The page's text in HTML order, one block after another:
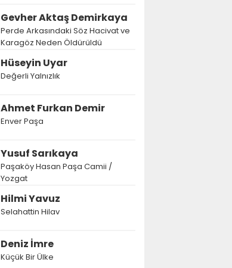
Gevher Aktaş Demirkaya
Perde Arkasındaki Söz Hacivat ve
Karagöz Neden Öldürüldü
Hüseyin Uyar
Değerli Yalnızlık
Ahmet Furkan Demir
Enver Paşa
Yusuf Sarıkaya
Paşaköy Hasan Paşa Camii /
Yozgat
Hilmi Yavuz
Selahattin Hilav
Deniz İmre
Küçük Bir Ülke